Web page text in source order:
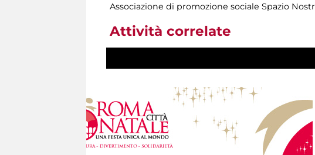
Associazione di promozione sociale Spazio
Attività correlate